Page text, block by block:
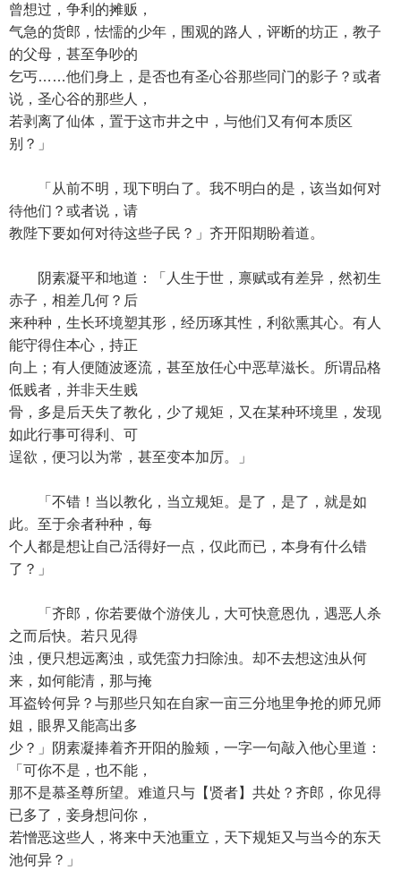
曾想过，争利的摊贩，
气急的货郎，怯懦的少年，围观的路人，评断的坊正，教子
的父母，甚至争吵的
乞丐……他们身上，是否也有圣心谷那些同门的影子？或者
说，圣心谷的那些人，
若剥离了仙体，置于这市井之中，与他们又有何本质区
别？」
「从前不明，现下明白了。我不明白的是，该当如何对
待他们？或者说，请
教陛下要如何对待这些子民？」齐开阳期盼着道。
阴素凝平和地道：「人生于世，禀赋或有差异，然初生
赤子，相差几何？后
来种种，生长环境塑其形，经历琢其性，利欲熏其心。有人
能守得住本心，持正
向上；有人便随波逐流，甚至放任心中恶草滋长。所谓品格
低贱者，并非天生贱
骨，多是后天失了教化，少了规矩，又在某种环境里，发现
如此行事可得利、可
逞欲，便习以为常，甚至变本加厉。」
「不错！当以教化，当立规矩。是了，是了，就是如
此。至于余者种种，每
个人都是想让自己活得好一点，仅此而已，本身有什么错
了？」
「齐郎，你若要做个游侠儿，大可快意恩仇，遇恶人杀
之而后快。若只见得
浊，便只想远离浊，或凭蛮力扫除浊。却不去想这浊从何
来，如何能清，那与掩
耳盗铃何异？与那些只知在自家一亩三分地里争抢的师兄师
姐，眼界又能高出多
少？」阴素凝捧着齐开阳的脸颊，一字一句敲入他心里道：
「可你不是，也不能，
那不是慕圣尊所望。难道只与【贤者】共处？齐郎，你见得
已多了，妾身想问你，
若憎恶这些人，将来中天池重立，天下规矩又与当今的东天
池何异？」